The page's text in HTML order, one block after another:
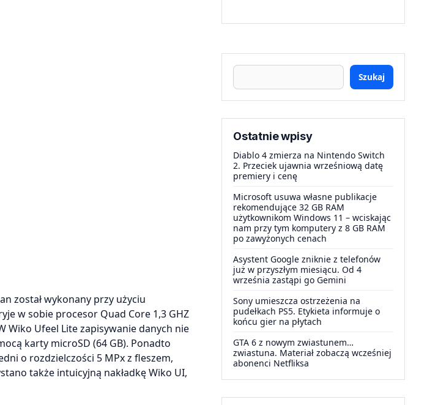
został wykonany przy użyciu
w sobie procesor Quad Core 1,3 GHZ
Wiko Ufeel Lite zapisywanie danych nie
karty microSD (64 GB). Ponadto
o rozdzielczości 5 MPx z fleszem,
także intuicyjną nakładkę Wiko UI,
Szukaj
Ostatnie wpisy
Diablo 4 zmierza na Nintendo Switch
2. Przeciek ujawnia wrześniową datę
premiery i cenę
Microsoft usuwa własne publikacje
rekomendujące 32 GB RAM
użytkownikom Windows 11 – wciskając
nam przy tym komputery z 8 GB RAM
po zawyżonych cenach
Asystent Google zniknie z telefonów
już w przyszłym miesiącu. Od 4
września zastąpi go Gemini
Sony umieszcza ostrzeżenia na
pudełkach PS5. Etykieta informuje o
końcu gier na płytach
GTA 6 z nowym zwiastunem…
zwiastuna. Materiał zobaczą wcześniej
abonenci Netfliksa